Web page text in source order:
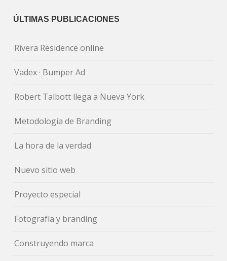
ÚLTIMAS PUBLICACIONES
Rivera Residence online
Vadex · Bumper Ad
Robert Talbott llega a Nueva York
Metodología de Branding
La hora de la verdad
Nuevo sitio web
Proyecto especial
Fotografía y branding
Construyendo marca